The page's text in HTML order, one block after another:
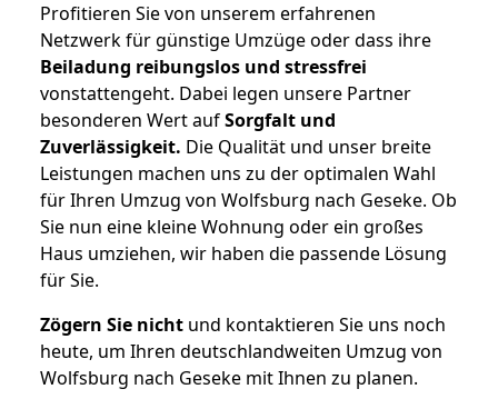
Profitieren Sie von unserem erfahrenen
Netzwerk für günstige Umzüge oder dass ihre
Beiladung reibungslos und stressfrei
vonstattengeht. Dabei legen unsere Partner
besonderen Wert aufSorgfalt und
Zuverlässigkeit. Die Qualität und unser breite
Leistungen machen uns zu der optimalen Wahl
für Ihren Umzug von Wolfsburg nach Geseke. Ob
Sie nun eine kleine Wohnung oder ein großes
Haus umziehen, wir haben die passende Lösung
für Sie.
Zögern Sie nicht und kontaktieren Sie uns noch
heute, um Ihren deutschlandweiten Umzug von
Wolfsburg nach Geseke mit Ihnen zu planen.